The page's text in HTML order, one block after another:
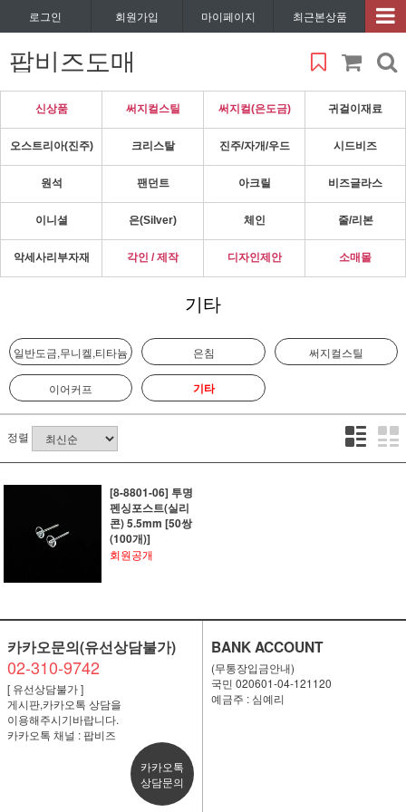
로그인 회원가입 마이페이지 최근본상품
팝비즈도매
신상품 써지컬스틸 써지컬(은도금) 귀걸이재료
오스트리아(진주) 크리스탈 진주/자개/우드 시드비즈
원석 팬던트 아크릴 비즈글라스
이니셜 은(Silver) 체인 줄/리본
악세사리부자재 각인 / 제작 디자인제안 소매몰
기타
일반도금,무니켈,티타늄 은침 써지컬스틸
이어커프 기타
정렬
[8-8801-06] 투명
펜싱포스트(실리
콘) 5.5mm [50쌍
(100개)]
회원공개
카카오문의(유선상담불가)
02-310-9742
[ 유선상담불가 ]
게시판,카카오톡 상담을
이용해주시기바랍니다.
카카오톡 채널 : 팝비즈
카카오톡
상담문의
BANK ACCOUNT
(무통장입금안내)
국민 020601-04-121120
예금주 : 심예리